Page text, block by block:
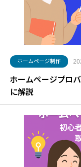
ホームページ制作
ホームページプロ
に解説